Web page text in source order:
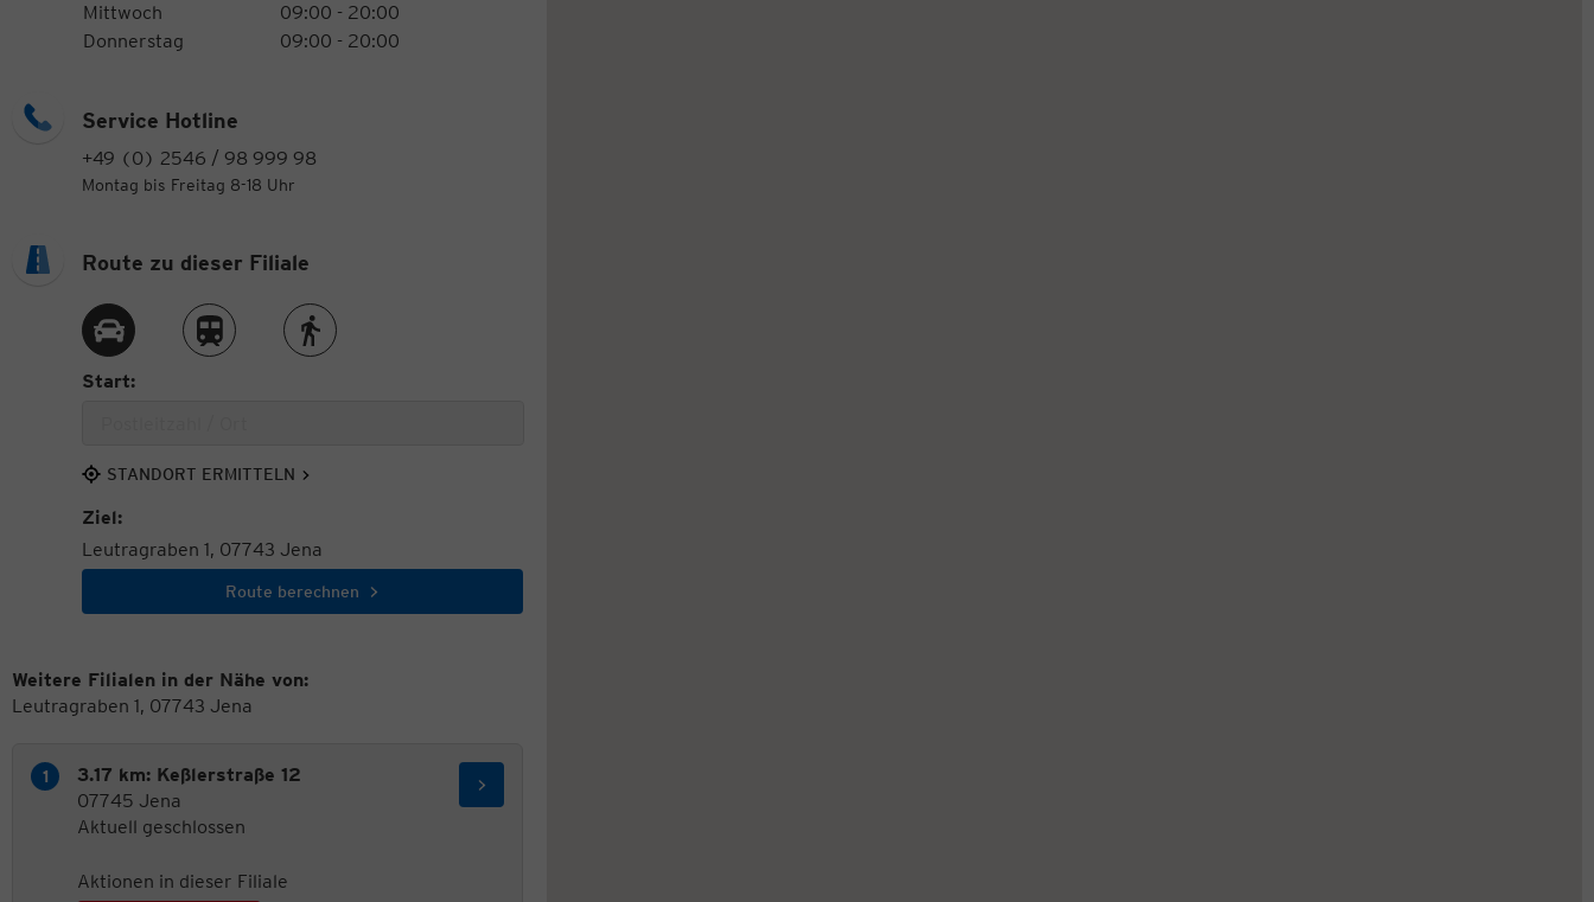
Mittwoch
09:00 - 20:00
Donnerstag
09:00 - 20:00
Service Hotline
+49 (0) 2546 / 98 999 98
Montag bis Freitag 8-18 Uhr
Route zu dieser Filiale
Route per AutoRoute per ZugRoute zu Fuß
Start:
STANDORT ERMITTELN
Ziel:
Leutragraben 1, 07743 Jena
Route berechnen
Weitere Filialen in der Nähe von:
Leutragraben 1, 07743 Jena
3.17 km: Keßlerstraße 12
07745 Jena
Aktuell geschlossen
Aktionen in dieser Filiale